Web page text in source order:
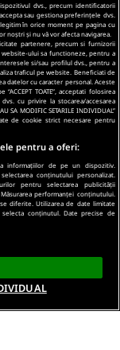
dvs., precum identificatorii
sau gestiona preferințele dvs.
în orice moment pe pagina cu
și nu vă vor afecta navigarea.
partenere, precum si furnizorii
ului sa functioneze, pentru a
si/sau profilul dvs., pentru a
traficul pe website. Beneficiati de
datelor cu caracter personal. Aceste
“ACCEPT TOATE”, acceptati folosirea
cu privire la stocarea/accesarea
MODIFIC SETARILE INDIVIDUAL”
de cookie strict necesare pentru
pentru a oferi:
informațiilor de pe un dispozitiv.
conținutului personalizat.
pentru selectarea publicității
performanței conținutului.
diferite. Utilizarea de date limitate
conținutul. Date precise de